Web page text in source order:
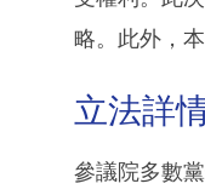
略。此外，
立法詳
參議院多數